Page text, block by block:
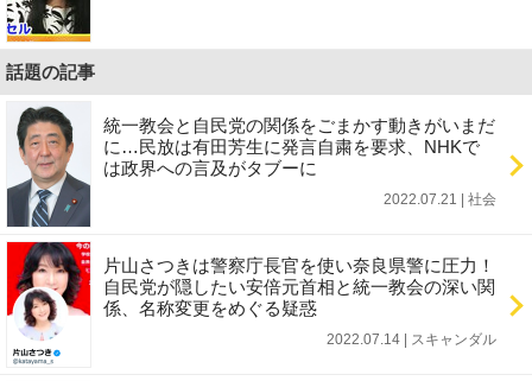
話題の記事
統一教会と自民党の関係をごまかす動きがいまだ
に…民放は有田芳生に発言自粛を要求、NHKで
は政界への言及がタブーに
2022.07.21 | 社会
片山さつきは警察庁長官を使い奈良県警に圧力！
自民党が隠したい安倍元首相と統一教会の深い関
係、名称変更をめぐる疑惑
2022.07.14 | スキャンダル